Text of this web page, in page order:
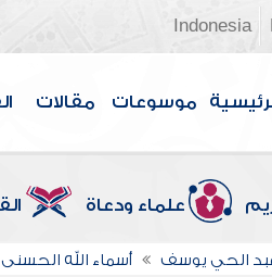
Indonesia
موسوعات مقالات
علماء ودعاة
الحي يوسف أسماء الله الحسنى